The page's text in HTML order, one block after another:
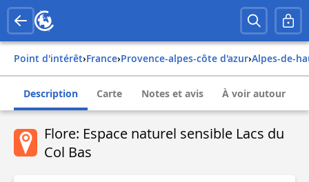
Point d'intérêt› france› provence-alpes-côte d'azur› alpes-de-
Description Carte Notes et avis À voir autour
Flore: Espace naturel sensible Lacs du
Col Bas